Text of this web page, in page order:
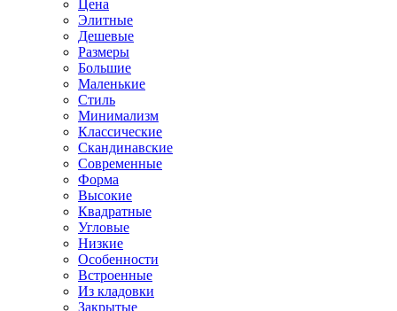
Цена
Элитные
Дешевые
Размеры
Большие
Маленькие
Стиль
Минимализм
Классические
Скандинавские
Современные
Форма
Высокие
Квадратные
Угловые
Низкие
Особенности
Встроенные
Из кладовки
Закрытые